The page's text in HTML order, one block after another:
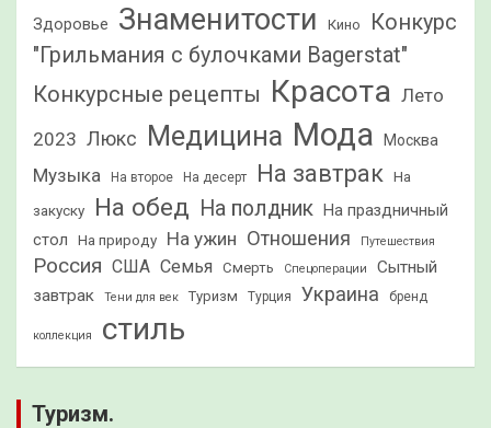
Здоровье Знаменитости Кино
Конкурс
"Грильмания с булочками Bagerstat"
Конкурсные рецепты Красота Лето
2023 Люкс Медицина Мода Москва
Музыка На второе На десерт На завтрак На
закуску На обед На полдник На праздничный
стол
На природу На ужин Отношения Путешествия
Россия США Семья Смерть Спецоперации
Сытный
завтрак
Тени для век Туризм Турция Украина бренд
коллекция стиль
Туризм.